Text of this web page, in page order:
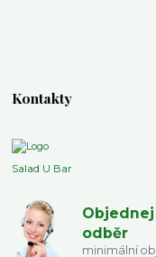
Kontakty
Salad U Bar
Objednej
odběr
minimální